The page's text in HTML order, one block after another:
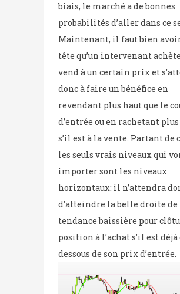
biais, le marché a de bonnes
probabilités d’aller dans ce
Maintenant, il faut bien
tête qu’un intervenant
vend à un certain prix et
donc à faire un bénéfice en
revendant plus haut que le
d’entrée ou en rachetant plus
s’il est à la vente. Partant de
les seuls vrais niveaux qui
importer sont les niveaux
horizontaux: il n’attendra
d’atteindre la belle droite de
tendance baissière pour
position à l’achat s’il est déjà
dessous de son prix d’entrée.